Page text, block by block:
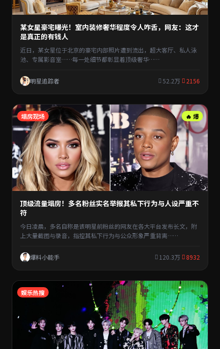
某女星豪宅曝光！室内装修奢华程度令人咋舌，网友：这才
是真正的有钱人
近日，某女星位于北京的豪宅内部照片遭到流出，超大客厅、私人泳
池、专属影音室……每一处细节都彰显着顶级奢华……
明星追踪者 52.2万 2156
塌房现场 🔥 爆
顶级流量塌房！多名粉丝实名举报其私下行为与人设严重不
符
今日凌晨，多名自称是该明星前粉丝的网友在各大平台发布长文，附
上大量截图与录音，指控其私下行为与公众形象严重背离……
爆料小能手 120.3万 8932
娱乐热搜